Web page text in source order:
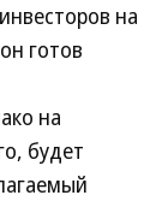
на
готов
на
будет